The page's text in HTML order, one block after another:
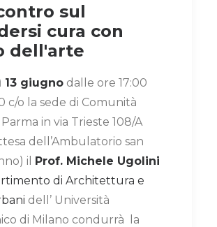
sul
cura con
dell'arte
13 giugno dalle ore 17:00
c/o la sede di Comunità
in via Trieste 108/A
dell’Ambulatorio san
il Prof. Michele Ugolini
di Architettura e
dell’ Università
di Milano condurrà la